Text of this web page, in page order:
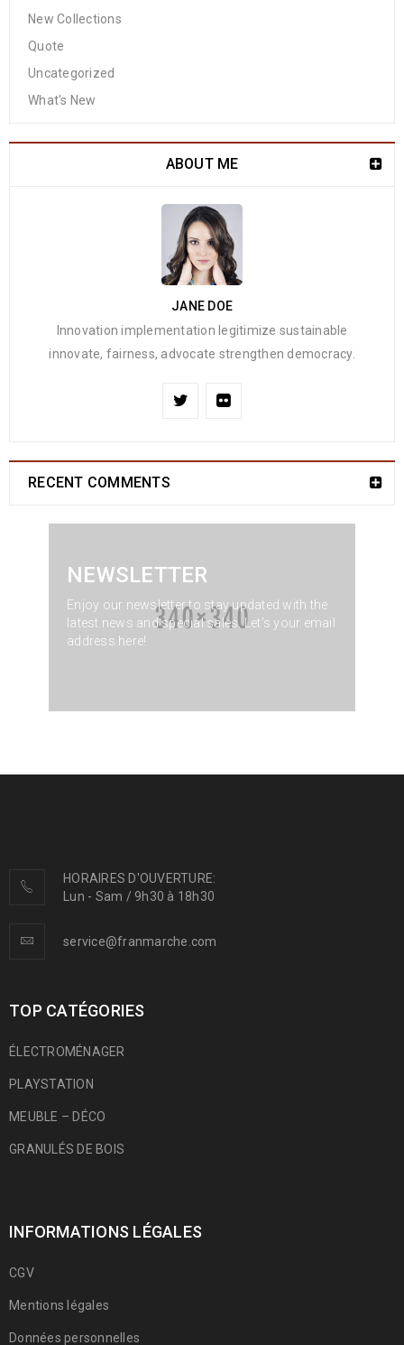
New Collections
Quote
Uncategorized
What's New
ABOUT ME
JANE DOE
Innovation implementation legitimize sustainable
innovate, fairness, advocate strengthen democracy.
RECENT COMMENTS
NEWSLETTER
Enjoy our newsletter to stay updated with the
latest news and special sales. Let's your email
address here!
HORAIRES D'OUVERTURE:
Lun - Sam / 9h30 à 18h30
service@franmarche.com
TOP CATÉGORIES
ÉLECTROMÉNAGER
PLAYSTATION
MEUBLE – DÉCO
GRANULÉS DE BOIS
INFORMATIONS LÉGALES
CGV
Mentions légales
Données personnelles